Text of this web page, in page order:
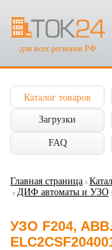
для всех регионов РФ
Каталог товаров
Загрузки
FAQ
Главная страница
ДИФ автоматы и УЗО
УЗО F204,